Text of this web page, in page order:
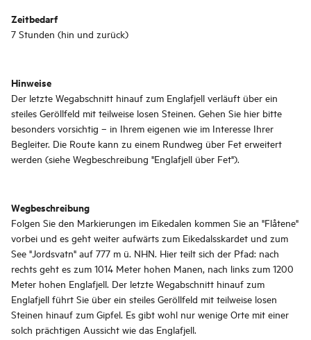
Zeitbedarf
7 Stunden (hin und zurück)
Hinweise
Der letzte Wegabschnitt hinauf zum Englafjell verläuft über ein
steiles Geröllfeld mit teilweise losen Steinen. Gehen Sie hier bitte
besonders vorsichtig – in Ihrem eigenen wie im Interesse Ihrer
Begleiter. Die Route kann zu einem Rundweg über Fet erweitert
werden (siehe Wegbeschreibung "Englafjell über Fet").
Wegbeschreibung
Folgen Sie den Markierungen im Eikedalen kommen Sie an "Flåtene"
vorbei und es geht weiter aufwärts zum Eikedalsskardet und zum
See "Jordsvatn" auf 777 m ü. NHN. Hier teilt sich der Pfad: nach
rechts geht es zum 1014 Meter hohen Manen, nach links zum 1200
Meter hohen Englafjell. Der letzte Wegabschnitt hinauf zum
Englafjell führt Sie über ein steiles Geröllfeld mit teilweise losen
Steinen hinauf zum Gipfel. Es gibt wohl nur wenige Orte mit einer
solch prächtigen Aussicht wie das Englafjell.